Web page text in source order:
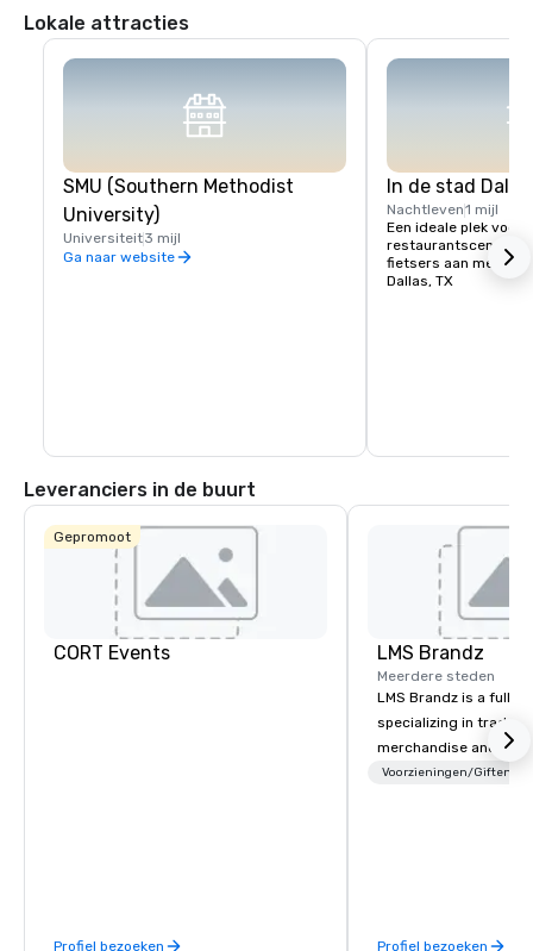
Lokale attracties
SMU (Southern Methodist
University)
Universiteit3 mijl
Ga naar website
In de stad Dallas
Nachtleven1 mijl
Een ideale plek voor
restaurantscene.
fietsers aan met de
Dallas, TX
Leveranciers in de buurt
Gepromoot
CORT Events
Profiel bezoeken
LMS Brandz
Meerdere steden
LMS Brandz is a full-
specializing in trade
merchandise and
booth giveaways and
Voorzieningen/Giften
Profiel bezoeken